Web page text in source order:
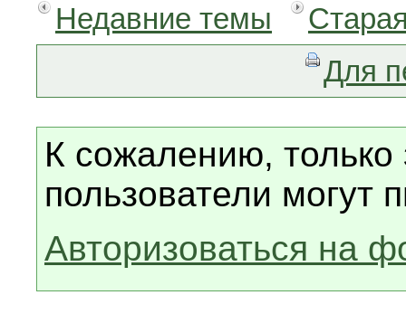
Недавние темы
Для
К сожалению, только
пользователи могут
Авторизоваться на